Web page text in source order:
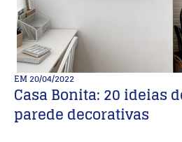
EM20/04/2022
Casa Bonita: 20 ideias
parede decorativas